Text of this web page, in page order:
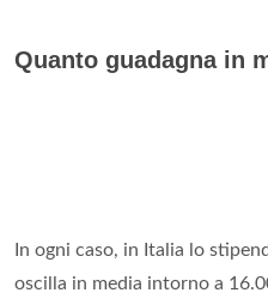
Quanto guadagna in
In ogni caso, in Italia lo
oscilla in media intorno a